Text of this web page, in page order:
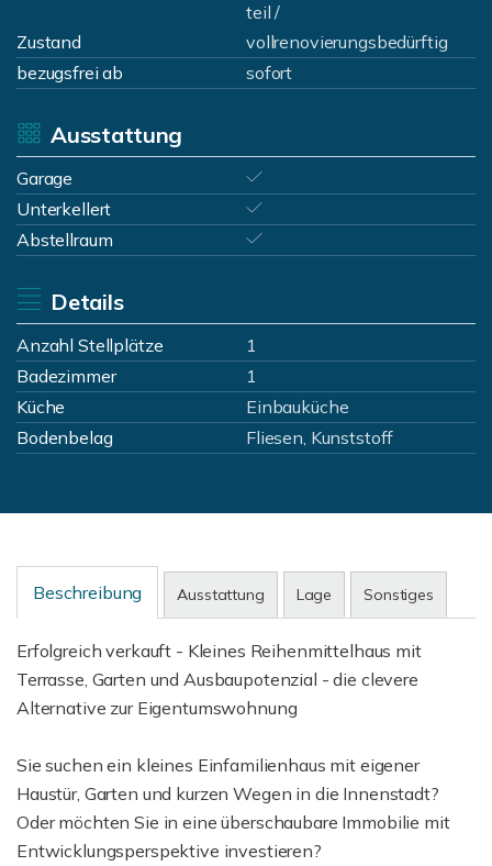
Zustand
teil /
vollrenovierungsbedürftig
bezugsfrei ab
sofort
Ausstattung
Garage
Unterkellert
Abstellraum
Details
Anzahl Stellplätze
1
Badezimmer
1
Küche
Einbauküche
Bodenbelag
Fliesen, Kunststoff
Beschreibung Ausstattung Lage Sonstiges
Erfolgreich verkauft - Kleines Reihenmittelhaus mit
Terrasse, Garten und Ausbaupotenzial - die clevere
Alternative zur Eigentumswohnung
Sie suchen ein kleines Einfamilienhaus mit eigener
Haustür, Garten und kurzen Wegen in die Innenstadt?
Oder möchten Sie in eine überschaubare Immobilie mit
Entwicklungsperspektive investieren?